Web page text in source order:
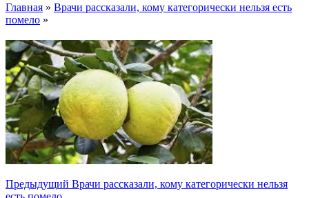
Главная » Врачи рассказали, кому категорически нельзя есть
помело »
Предыдущий Врачи рассказали, кому категорически нельзя